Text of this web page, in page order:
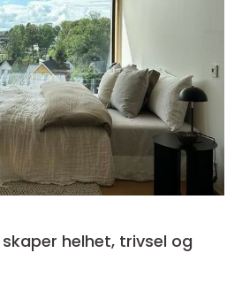
helhet, trivsel og